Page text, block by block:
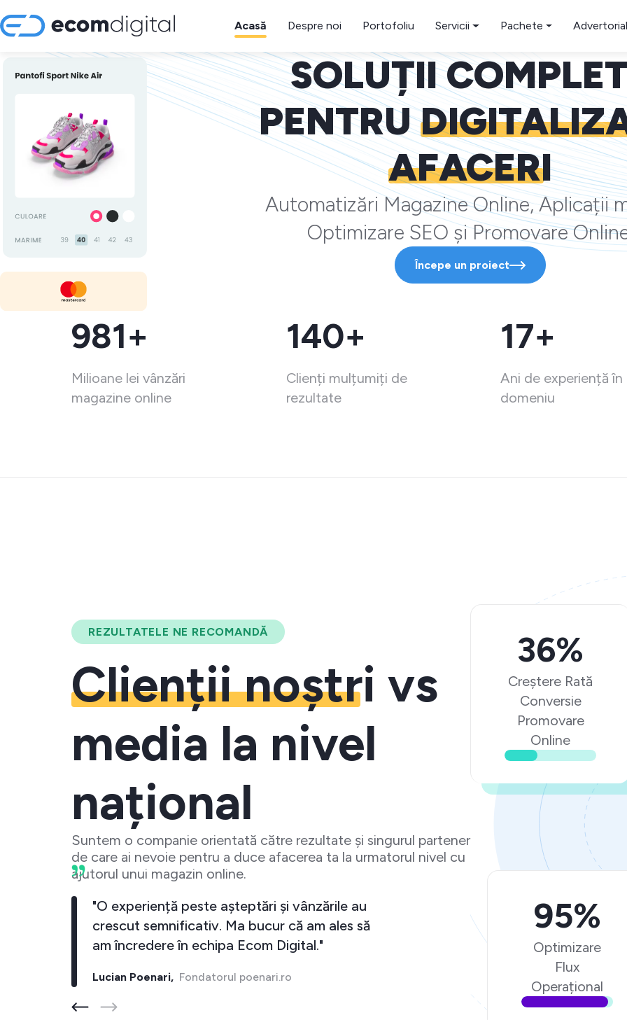
Acasă Despre noi Portofoliu Servicii Pachete
SOLUȚII
PENTRU
AFACERI
Automatizări Magazine Online, Aplicații
Optimizare SEO și Promovare
Începe un proiect
981+
Milioane lei vânzări
magazine online
140+
Clienți mulțumiți de
rezultate
17+
Ani de experiență în
domeniu
REZULTATELE NE RECOMANDĂ
Clienții noștri vs
media la nivel
național
Suntem o companie orientată către rezultate și singurul partener
de care ai nevoie pentru a duce afacerea ta la urmatorul nivel cu
ajutorul unui magazin online.
"O experiență peste așteptări și vânzările au
crescut semnificativ. Ma bucur că am ales să
am încredere în echipa Ecom Digital."
Lucian Poenari, Fondatorul poenari.ro
36%
Creștere Rată
Conversie
Promovare
Online
95%
Optimizare
Flux
Operațional